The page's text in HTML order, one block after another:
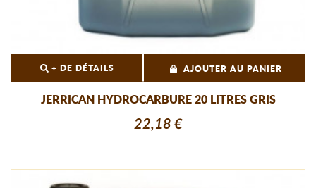
+ DE DÉTAILS AJOUTER AU PANIER
JERRICAN HYDROCARBURE 20 LITRES GRIS
22,18 €